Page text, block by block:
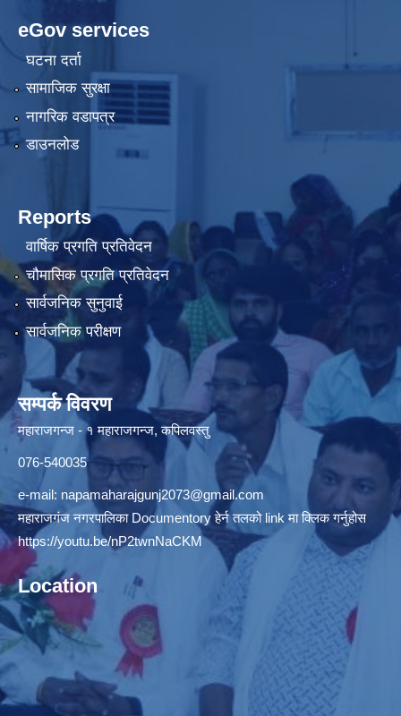
eGov services
घटना दर्ता
सामाजिक सुरक्षा
नागरिक वडापत्र
डाउनलोड
Reports
वार्षिक प्रगति प्रतिवेदन
चौमासिक प्रगति प्रतिवेदन
सार्वजनिक सुनुवाई
सार्वजनिक परीक्षण
सम्पर्क विवरण
महाराजगन्ज - १ महाराजगन्ज, कपिलवस्तु
076-540035
e-mail: napamaharajgunj2073@gmail.com
महाराजगंज नगरपालिका Documentory हेर्न तलको link मा क्लिक गर्नुहोस
https://youtu.be/nP2twnNaCKM
Location